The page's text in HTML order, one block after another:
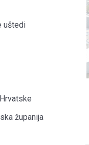
uštedi
županija